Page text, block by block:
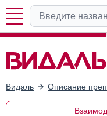
Видаль Описание